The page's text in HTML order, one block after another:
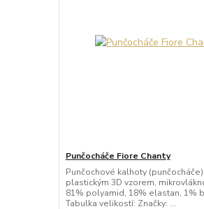
Punčocháče Fiore Chanty
Punčochové kalhoty
plastickým 3D vzorem,
81% polyamid, 18% elastan, 1%
Tabulka velikostí: Značky: ...